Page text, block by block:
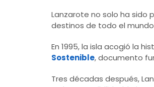
Lanzarote no solo ha sido
destinos de todo el
En 1995, la isla acogió la
Sostenible, documento
Tres décadas después,